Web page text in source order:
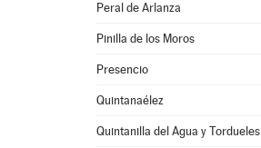
Peral de Arlanza
Pinilla de los Moros
Presencio
Quintanaélez
Quintanilla del Agua y Tordueles